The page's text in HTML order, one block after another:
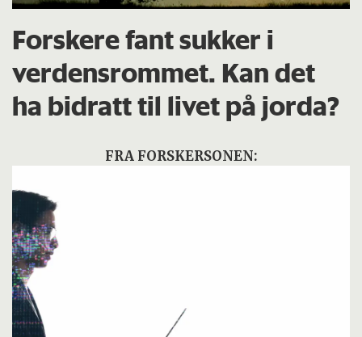
Forskere fant sukker i
verdensrommet. Kan det
ha bidratt til livet på jorda?
FRA FORSKERSONEN: